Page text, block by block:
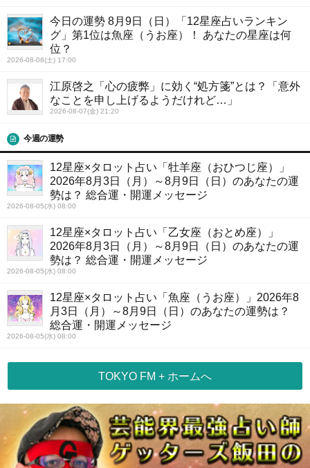
今日の運勢 8月9日（日）「12星座占いランキン
グ」第1位は魚座（うお座）！ あなたの星座は何
位？
2026-08-08(土) 17:00
江原啓之「心の疲弊」に効く“処方箋”とは？「意外
なことを申し上げるようだけれど…」
2026-08-07(金) 21:20
今週の運勢
12星座×タロット占い「牡羊座（おひつじ座）」
2026年8月3日（月）～8月9日（日）のあなたの運
勢は？ 総合運・開運メッセージ
2026-08-05(水) 08:00
12星座×タロット占い「乙女座（おとめ座）」
2026年8月3日（月）～8月9日（日）のあなたの運
勢は？ 総合運・開運メッセージ
2026-08-05(水) 08:00
12星座×タロット占い「魚座（うお座）」2026年8
月3日（月）～8月9日（日）のあなたの運勢は？
総合運・開運メッセージ
2026-08-05(水) 08:00
TOKYO FM + ホームへ